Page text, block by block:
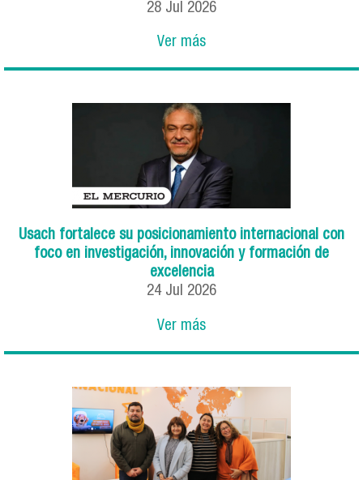
28 Jul 2026
Ver más
Usach fortalece su posicionamiento internacional con
foco en investigación, innovación y formación de
excelencia
24 Jul 2026
Ver más